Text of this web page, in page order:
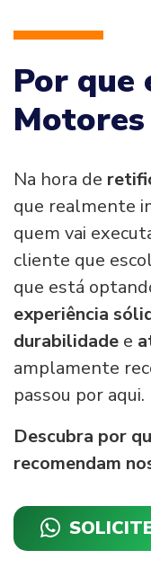
Por que
Na hora de
que realmente
quem vai
cliente que
que está
experiência
durabilidade e
amplamente
passou por aqui.
Descubra por
recomendam